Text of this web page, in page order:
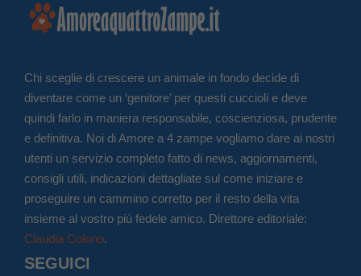
Chi sceglie di crescere un animale in fondo decide di
diventare come un ‘genitore’ per questi cuccioli e deve
quindi farlo in maniera responsabile, coscienziosa, prudente
e definitiva. Noi di Amore a 4 zampe vogliamo dare ai nostri
utenti un servizio completo fatto di news, aggiornamenti,
consigli utili, indicazioni dettagliate sul come iniziare e
proseguire un cammino corretto per il resto della vita
insieme al vostro più fedele amico. Direttore editoriale:
Claudia Colono.
SEGUICI